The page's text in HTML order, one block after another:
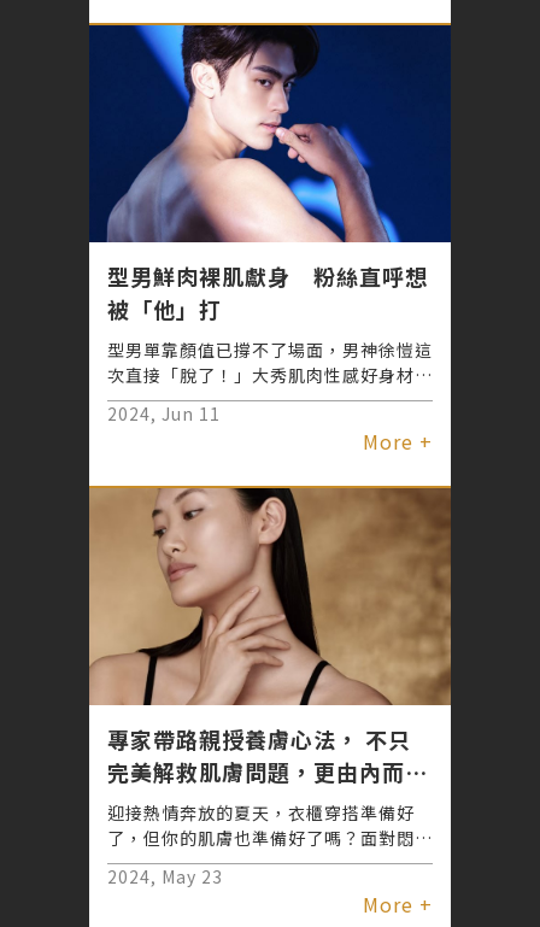
國際最頂尖的瑞士逆齡抗老技術引進台
灣，女性開始能夠追求「個人化」的美，
透過根據個人化DNA客製的療程，訂製
自己想要的健康與美麗，不只是表面的
「補救」，而是由內而外的升級，從根本
煥發青春活力。
型男鮮肉裸肌獻身 粉絲直呼想
被「他」打
型男單靠顏值已撐不了場面，男神徐愷這
次直接「脫了！」大秀肌肉性感好身材，
為君綺醫美站台皮秒雷射，癢眼畫面流出
引發眾多粉絲大轟動，噴火指數爆表，不
論男女老少都被燒到，紛紛嚷嚷著要感受
2024, Jun 11
More +
專家帶路親授養膚心法， 不只
完美解救肌膚問題，更由內而外
激升彈潤亮顏光采
迎接熱情奔放的夏天，衣櫃穿搭準備好
了，但你的肌膚也準備好了嗎？面對悶熱
高溫、空調冷氣危機，最怕膚況失控暴
走，即使層層保養依舊效果不彰，還給肌
膚多餘負擔。其實在塗塗抹抹保養之外，
2024, May 23
More +